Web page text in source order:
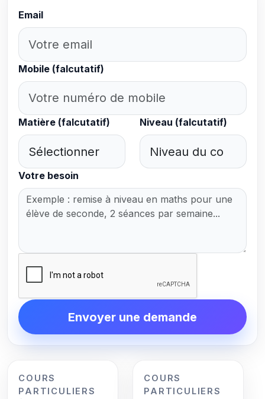
Email
Mobile (falcutatif)
Matière (falcutatif) Niveau (falcutatif)
Votre besoin
Envoyer une demande
COURS
PARTICULIERS
COURS
PARTICULIERS